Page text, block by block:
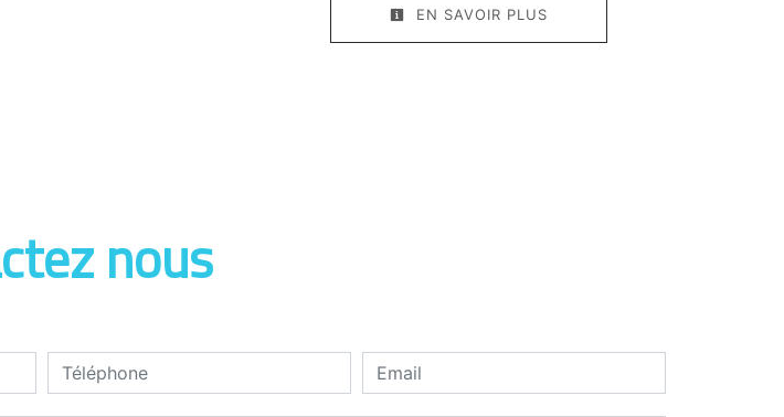
EN SAVOIR PLUS
nous